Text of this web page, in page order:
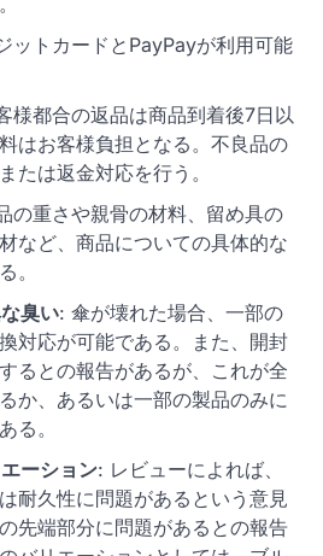
ットカードとPayPayが利用可能
様都合の返品は商品到着後7日以
はお客様負担となる。不良品の
たは返金対応を行う。
の重さや親骨の材料、留め具の
など、商品についての具体的な
。
臭い: 傘が壊れた場合、一部の
対応が可能である。また、開封
るとの報告があるが、これが全
か、あるいは一部の製品のみに
る。
ーション: レビューによれば、
耐久性に問題があるという意見
先端部分に問題があるとの報告